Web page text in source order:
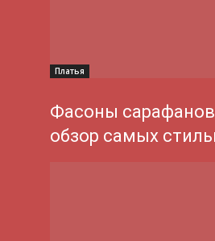
Платья
Фасоны
обзор самых